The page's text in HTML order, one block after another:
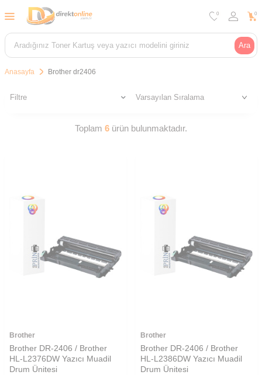
Ara
0 0
Anasayfa Brother dr2406
Filtre
Toplam 6 ürün bulunmaktadır.
Brother
Brother DR-2406 / Brother
HL-L2376DW Yazıcı Muadil
Drum Ünitesi
Brother
Brother DR-2406 / Brother
HL-L2386DW Yazıcı Muadil
Drum Ünitesi